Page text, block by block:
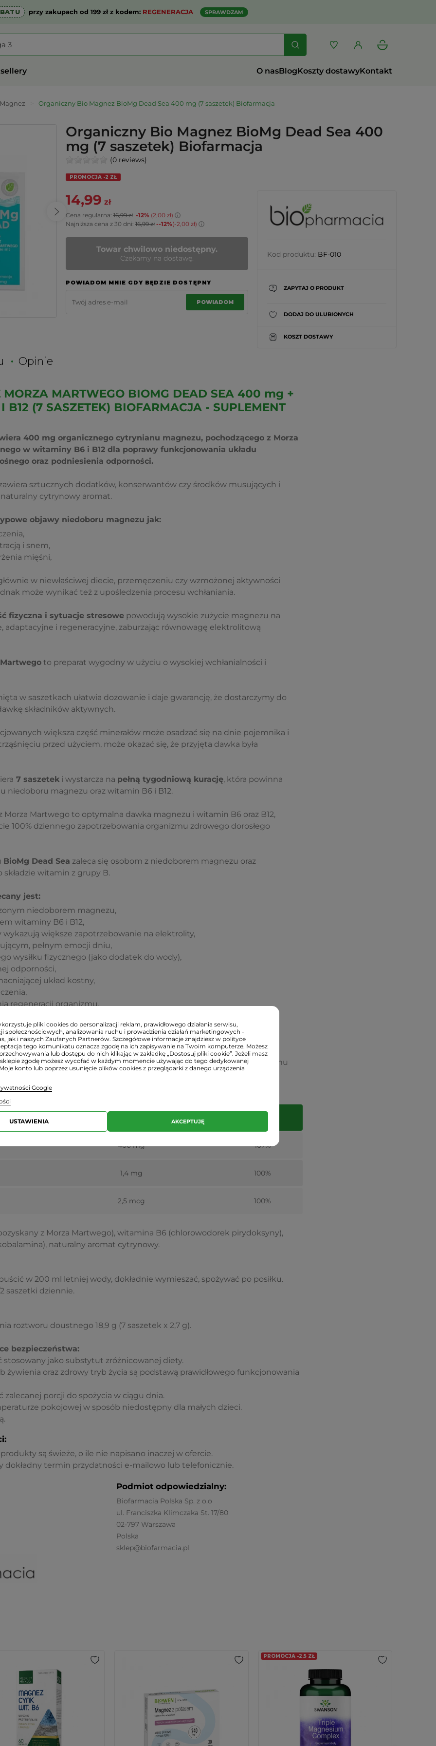
przy zakupach od 199 zł z kodem: REGENERACJA SPRAWDZAM
O nasBlogKoszty dostawyKontakt
Magnez Organiczny Bio Magnez BioMg Dead Sea 400 mg (7 saszetek) Biofarmacja
Organiczny Bio Magnez BioMg Dead Sea 400
mg (7 saszetek) Biofarmacja
(0 reviews)
PROMOCJA -2 ZŁ
14,99 zł
Cena regularna:16,99 zł-12% (2,00 zł)
Najniższa cena z 30 dni: 16,99 zł --12%(-2,00 zł)
Towar chwilowo niedostępny.
Czekamy na dostawę.
POWIADOM MNIE GDY BĘDZIE DOSTĘPNY
POWIADOM
Kod produktu: BF-010
ZAPYTAJ O PRODUKT
DODAJ DO ULUBIONYCH
KOSZT DOSTAWY
Opinie
MORZA MARTWEGO BIOMG DEAD SEA 400 mg +
(7 SASZETEK) BIOFARMACJA - SUPLEMENT
400 mg organicznego cytrynianu magnezu, pochodzącego z Morza
w witaminy B6 i B12 dla poprawy funkcjonowania układu
oraz podniesienia odporności.
sztucznych dodatków, konserwantów czy środków musujących i
cytrynowy aromat.
objawy niedoboru magnezu jak:
i snem,
mięśni,
w niewłaściwej diecie, przemęczeniu czy wzmożonej aktywności
może wynikać też z upośledzenia procesu wchłaniania.
fizyczna i sytuacje stresowepowodują wysokie zużycie magnezu na
adaptacyjne i regeneracyjne, zaburzając równowagę elektrolitową
to preparat wygodny w użyciu o wysokiej wchłanialności i
w saszetkach ułatwia dozowanie i daje gwarancję, że dostarczymy do
składników aktywnych.
większa część minerałów może osadzać się na dnie pojemnika i
przed użyciem, może okazać się, że przyjęta dawka była
7 saszeteki wystarcza na pełną tygodniową kurację, która powinna
niedoboru magnezu oraz witamin B6 i B12.
Morza Martwego to optymalna dawka magnezu i witamin B6 oraz B12,
100% dziennego zapotrzebowania organizmu zdrowego dorosłego
BioMg Dead Sea zaleca się osobom z niedoborem magnezu oraz
witamin z grupy B.
jest:
niedoborem magnezu,
witaminy B6 i B12,
większe zapotrzebowanie na elektrolity,
pełnym emocji dniu,
wysiłku fizycznego (jako dodatek do wody),
odporności,
układ kostny,
regeneracji organizmu,
z dużą ilością płynów,
układu nerwowego i krwionośnego,
lub drżenie mięśni.
cytrynianu magnezu pozyskiwany jestz Morza Martwego,dzięki czemu
przez organizm.
400 mg 107%
1,4 mg 100%
2,5 mcg 100%
z Morza Martwego), witamina B6 (chlorowodorek pirydoksyny),
naturalny aromat cytrynowy.
w 200 ml letniej wody, dokładnie wymieszać, spożywać po posiłku.
2 saszetki dziennie.
roztworu doustnego 18,9 g (7 saszetek x 2,7 g).
bezpieczeństwa:
stosowany jako substytut zróżnicowanej diety.
żywienia oraz zdrowy tryb życia są podstawą prawidłowego funkcjonowania
zalecanej porcji do spożycia w ciągu dnia.
pokojowej w sposób niedostępny dla małych dzieci.
są świeże, o ile nie napisano inaczej w ofercie.
dokładny termin przydatności e-mailowo lub telefonicznie.
Podmiot odpowiedzialny:
Biofarmacia Polska Sp. z o.o
ul. Franciszka Klimczaka St. 17/80
02-797 Warszawa
Polska
sklep@biofarmacia.pl
PROMOCJA -2.5 ZŁ
pliki cookies do personalizacji reklam, prawidłowego działania serwisu,
społecznościowych, analizowania ruchu i prowadzienia działań marketingowych -
jak i naszych Zaufanych Partnerów. Szczegółowe informacje znajdziesz w polityce
tego komunikatu oznacza zgodę na ich zapisywanie na Twoim komputerze. Możesz
lub dostępu do nich klikając w zakładkę „Dostosuj pliki cookie”. Jeżeli masz
zgodę możesz wycofać w każdym momencie używając do tego dedykowanej
konto lub poprzez usunięcie plików cookies z przeglądarki z danego urządzenia
Google
USTAWIENIA AKCEPTUJĘ